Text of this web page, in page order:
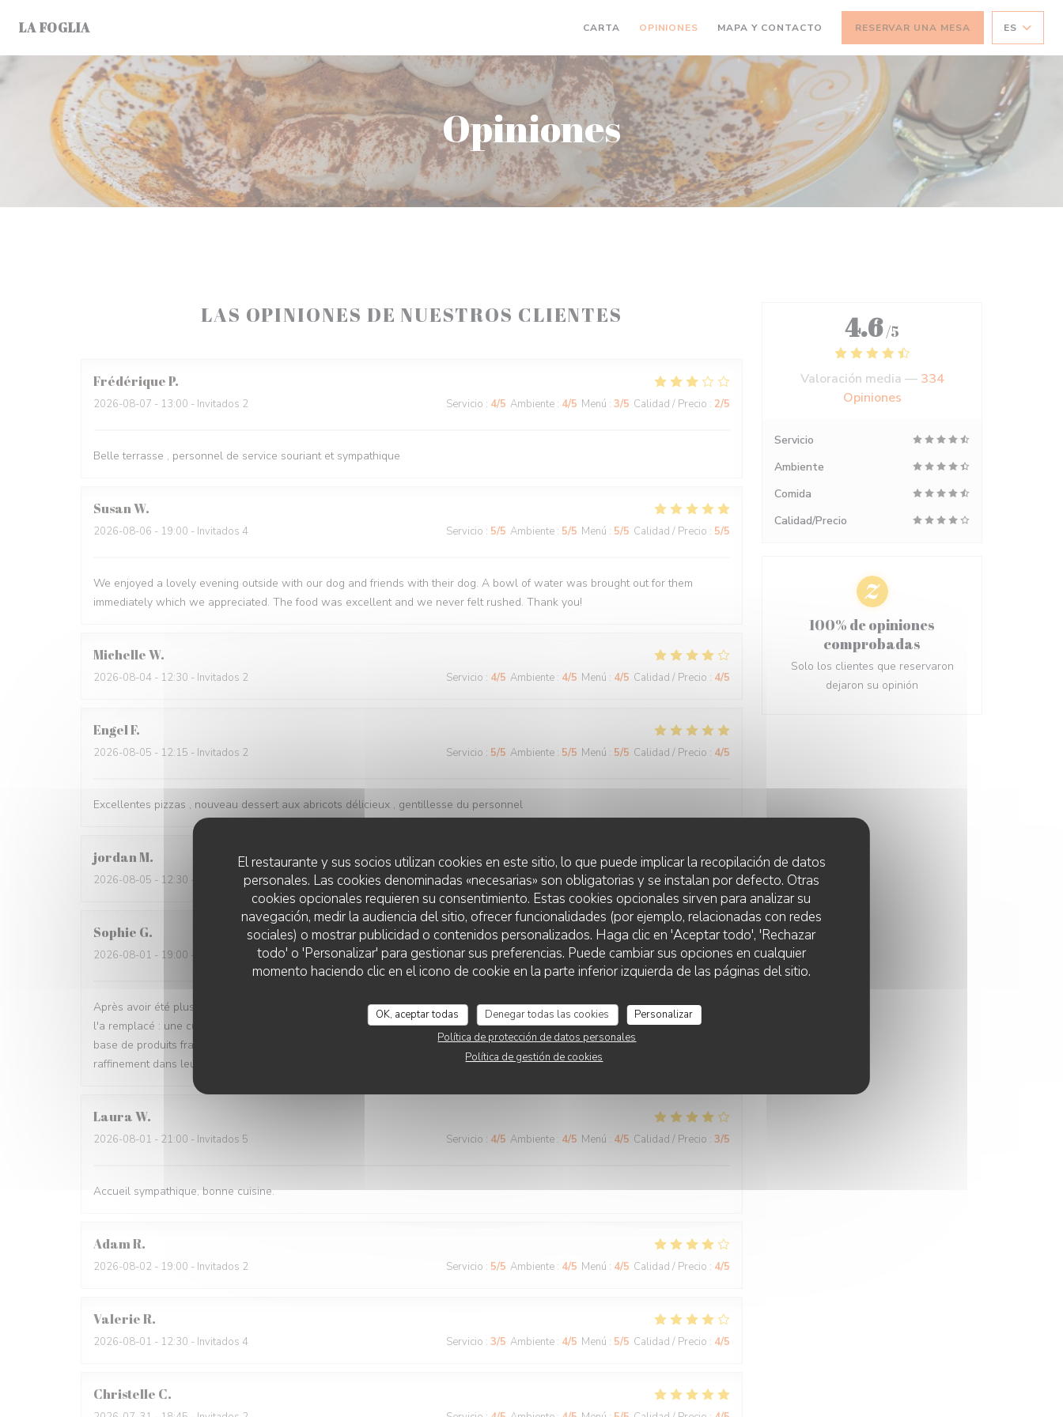
El restaurante y sus socios utilizan cookies en este sitio, lo que puede implicar la recopilación de datos
personales. Las cookies denominadas «necesarias» son obligatorias y se instalan por defecto. Otras
cookies opcionales requieren su consentimiento. Estas cookies opcionales sirven para analizar su
navegación, medir la audiencia del sitio, ofrecer funcionalidades (por ejemplo, relacionadas con redes
sociales) o mostrar publicidad o contenidos personalizados. Haga clic en 'Aceptar todo', 'Rechazar
todo' o 'Personalizar' para gestionar sus preferencias. Puede cambiar sus opciones en cualquier
momento haciendo clic en el icono de cookie en la parte inferior izquierda de las páginas del sitio.
OK, aceptar todas Denegar todas las cookies
Personalizar
Política de protección de datos personales
Política de gestión de cookies
LA FOGLIA CARTA OPINIONES MAPA Y CONTACTO RESERVAR UNA MESA ES
Opiniones
LAS OPINIONES DE NUESTROS CLIENTES
FrédériqueP
2026-08-07 - 13:00 - Invitados 2 Servicio : 4/5 Ambiente : 4/5 Menú : 3/5 Calidad / Precio : 2/5
Belle terrasse , personnel de service souriant et sympathique
SusanW
2026-08-06 - 19:00 - Invitados 4 Servicio : 5/5 Ambiente : 5/5 Menú : 5/5 Calidad / Precio : 5/5
We enjoyed a lovely evening outside with our dog and friends with their dog. A bowl of water was brought out for them
immediately which we appreciated. The food was excellent and we never felt rushed. Thank you!
MichelleW
2026-08-04 - 12:30 - Invitados 2 Servicio : 4/5 Ambiente : 4/5 Menú : 4/5 Calidad / Precio : 4/5
EngelF
2026-08-05 - 12:15 - Invitados 2 Servicio : 5/5 Ambiente : 5/5 Menú : 5/5 Calidad / Precio : 4/5
Excellentes pizzas , nouveau dessert aux abricots délicieux , gentillesse du personnel
jordanM
2026-08-05 - 12:30 - Invitados 2 Servicio:5/5 Ambiente: 5/5 Menú: 5/5 Calidad / Precio: 5/5
Sophie G
2026-08-01 - 19:00 - Invitados 3 Servicio: 5/5 Ambiente: 5 /5 Menú :5/5 Calidad / Precio:5/5
Après avoir été plusieurs fois déçue par Arnaud & Co, j'ai été agréablement surprise par le nouveau restaurant La Foglia qui
l'a remplacé : une cuisine italienne goûteuse (mention spéciale aux lasagnes aux légumes, particulièrement savoureuses) à
base de produits frais, ainsi qu'un vrai effort d'originalité dans les plats proposés (notamment les suggestions du jour) et de
raffinement dans leur présentation. Le service est aimable et efficace, et la terrasse toujours aussi agréable.
LauraW
2026-08-01 - 21:00 - Invitados 5 Servicio : 4/5 Ambiente : 4/5 Menú : 4/5 Calidad / Precio : 3/5
Accueil sympathique, bonne cuisine.
AdamR
2026-08-02 - 19:00 - Invitados 2 Servicio : 5/5 Ambiente : 4/5 Menú : 4/5 Calidad / Precio : 4/5
ValerieR
2026-08-01 - 12:30 - Invitados 4 Servicio : 3/5 Ambiente : 4/5 Menú : 5/5 Calidad / Precio : 4/5
Christelle C
4.6 /5
Valoración media — 334
Opiniones
Servicio
Ambiente
Comida
Calidad/Precio
100% de opiniones
comprobadas
Solo los clientes que reservaron
dejaron su opinión
LA FOGLIA